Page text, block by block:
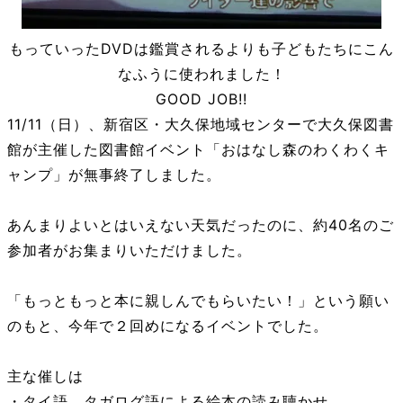
もっていったDVDは鑑賞されるよりも子どもたちにこん
なふうに使われました！
GOOD JOB!!
11/11（日）、新宿区・大久保地域センターで大久保図書
館が主催した図書館イベント「おはなし森のわくわくキ
ャンプ」が無事終了しました。
あんまりよいとはいえない天気だったのに、約40名のご
参加者がお集まりいただけました。
「もっともっと本に親しんでもらいたい！」という願い
のもと、今年で２回めになるイベントでした。
主な催しは